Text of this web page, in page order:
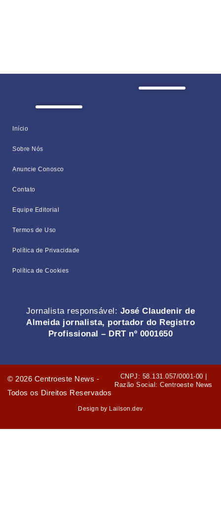
Início
Sobre Nós
Anuncie Conosco
Contato
Equipe Editorial
Termos de Uso
Política de Privacidade
Política de Cookies
Jornalista responsável: José Claudenir de
Almeida jornalista, portador do Registro
Profissional – DRT nº 0001650
© 2026 Centroeste News -
Todos os Direitos Reservados
CNPJ: 58.131.057/0001-00 |
Razão Social: Centroeste News
Design by Lailson.dev